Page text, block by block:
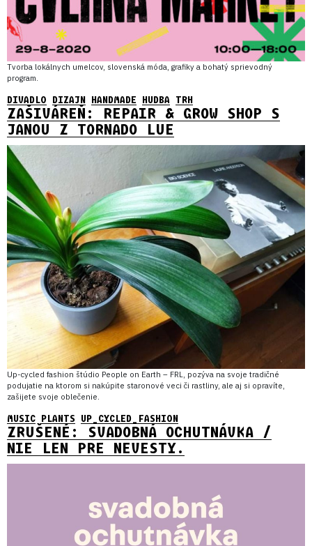
Tvorba lokálnych umelcov, slovenská móda, grafiky a bohatý sprievodný
program.
DIVADLO DIZAJN HANDMADE HUDBA TRH
ZAŠIVÁREŇ: REPAIR & GROW SHOP S
JANOU Z TORNADO LUE
Up-cycled fashion štúdio People on Earth – FRL, pozýva na svoje tradičné
podujatie na ktorom si nakúpite staronové veci či rastliny, ale aj si opravíte,
zašijete svoje oblečenie.
MUSIC PLANTS UP_CYCLED_FASHION
ZRUŠENÉ: SVADOBNÁ OCHUTNÁVKA /
NIE LEN PRE NEVESTY.